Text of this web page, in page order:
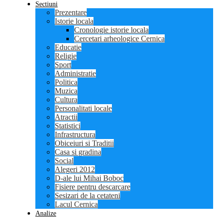
Sectiuni
Prezentare
Istorie locala
Cronologie istorie locala
Cercetari arheologice Cernica
Educatie
Religie
Sport
Administratie
Politica
Muzica
Cultura
Personalitati locale
Atractii
Statistici
Infrastructura
Obiceiuri si Traditii
Casa si gradina
Social
Alegeri 2012
D-ale lui Mihai Boboc
Fisiere pentru descarcare
Sesizari de la cetateni
Lacul Cernica
Analize